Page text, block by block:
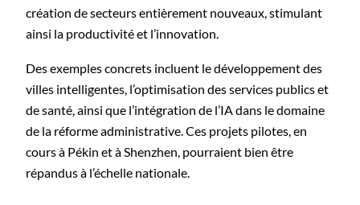
création de secteurs entièrement nouveaux, stimulant
ainsi la productivité et l’innovation.
Des exemples concrets incluent le développement des
villes intelligentes, l’optimisation des services publics et
de santé, ainsi que l’intégration de l’IA dans le domaine
de la réforme administrative. Ces projets pilotes, en
cours à Pékin et à Shenzhen, pourraient bien être
répandus à l’échelle nationale.